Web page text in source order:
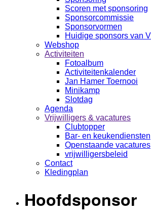
Scoren met sponsoring
Sponsorcommissie
Sponsorvormen
Huidige sponsors van
Webshop
Activiteiten
Fotoalbum
Activiteitenkalender
Jan Hamer Toernooi
Minikamp
Slotdag
Agenda
Vrijwilligers & vacatures
Clubtopper
Bar- en keukendiensten
Openstaande vacatures
vrijwilligersbeleid
Contact
Kledingplan
Hoofdsponsor